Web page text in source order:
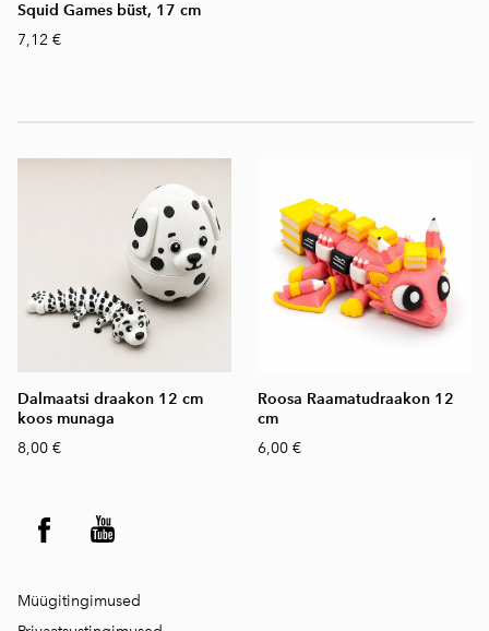
Squid Games büst, 17 cm
7,12 €
Dalmaatsi draakon 12 cm
koos munaga
8,00 €
Roosa Raamatudraakon 12
cm
6,00 €
Müügitingimused